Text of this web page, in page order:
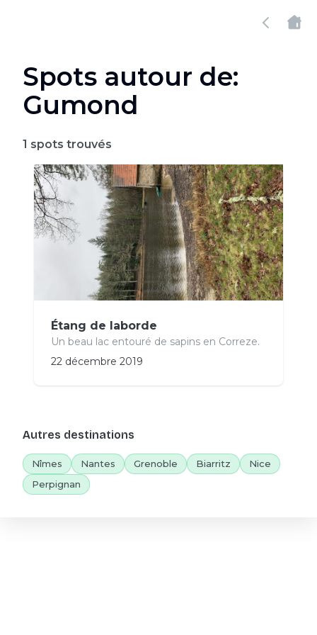
Spots autour de:
Gumond
1 spots trouvés
Étang de laborde
Un beau lac entouré de sapins en Correze.
22 décembre 2019
Autres destinations
Nîmes Nantes Grenoble Biarritz
Nice
Perpignan